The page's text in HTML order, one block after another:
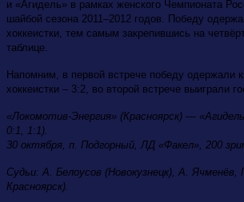
и «Агидель» в рамках женского Чемпионата
шайбой сезона 2011–2012 годов. Победу
хоккеистки, тем самым закрепившись на
таблице.
Напомним, в первой встрече победу одержали
хоккеистки – 3:2, во второй встрече выиграли
«Локомотив-Энергия» (Красноярск) —
0:1, 1:1).
30 октября, п. Подгорный, ЛД «Факел», 200
Судьи: А. Белоусов (Новокузнецк), А.
Красноярск).